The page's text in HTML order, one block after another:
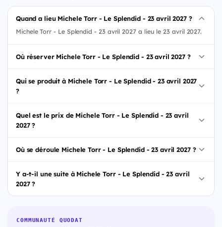
Quand a lieu Michele Torr - Le Splendid - 23 avril 2027 ?
Michele Torr - Le Splendid - 23 avril 2027 a lieu le 23 avril 2027.
Où réserver Michele Torr - Le Splendid - 23 avril 2027 ?
Qui se produit à Michele Torr - Le Splendid - 23 avril 2027
?
Quel est le prix de Michele Torr - Le Splendid - 23 avril
2027 ?
Où se déroule Michele Torr - Le Splendid - 23 avril 2027 ?
Y a-t-il une suite à Michele Torr - Le Splendid - 23 avril
2027 ?
COMMUNAUTÉ QUODAT